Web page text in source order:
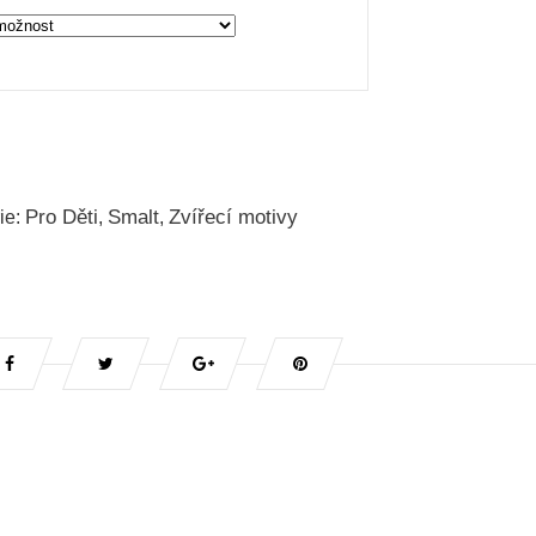
Pro Děti, Smalt, Zvířecí motivy